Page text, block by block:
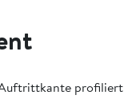
profiliert